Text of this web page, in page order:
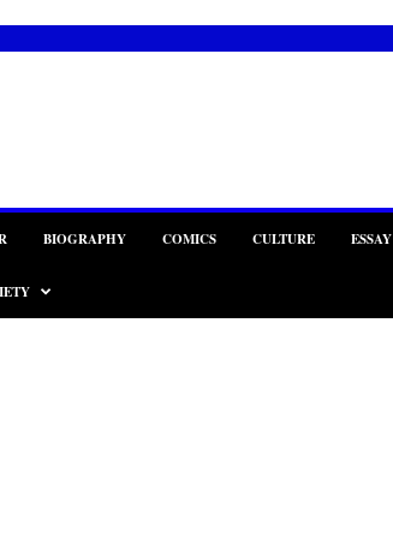
BIOGRAPHY COMICS CULTURE ESSAY